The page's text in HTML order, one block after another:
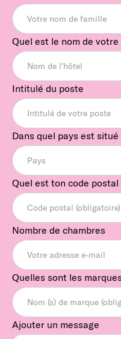
Quel est le nom de votre
Intitulé du poste
Dans quel pays est
Quel est ton code postal
Nombre de chambres
Quelles sont les
Ajouter un message